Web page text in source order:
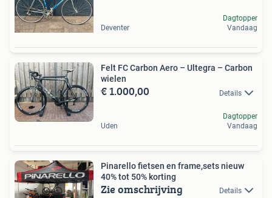
Deventer
Dagtopper
Vandaag
Felt FC Carbon Aero – Ultegra – Carbon
wielen
€ 1.000,00 Details
Uden
Dagtopper
Vandaag
Pinarello fietsen en frame,sets nieuw
40% tot 50% korting
Zie omschrijving Details